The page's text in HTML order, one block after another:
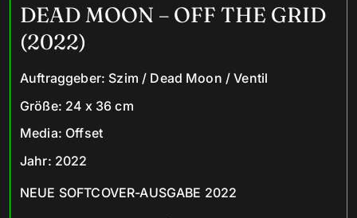
DEAD MOON – OFF THE GRID
(2022)
Auftraggeber: Szim / Dead Moon / Ventil
Größe: 24 x 36 cm
Media: Offset
Jahr: 2022
NEUE SOFTCOVER-AUSGABE 2022